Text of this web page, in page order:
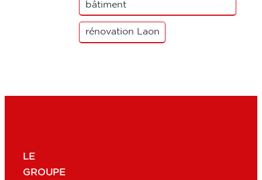
bâtiment
rénovation Laon
LE
GROUPE